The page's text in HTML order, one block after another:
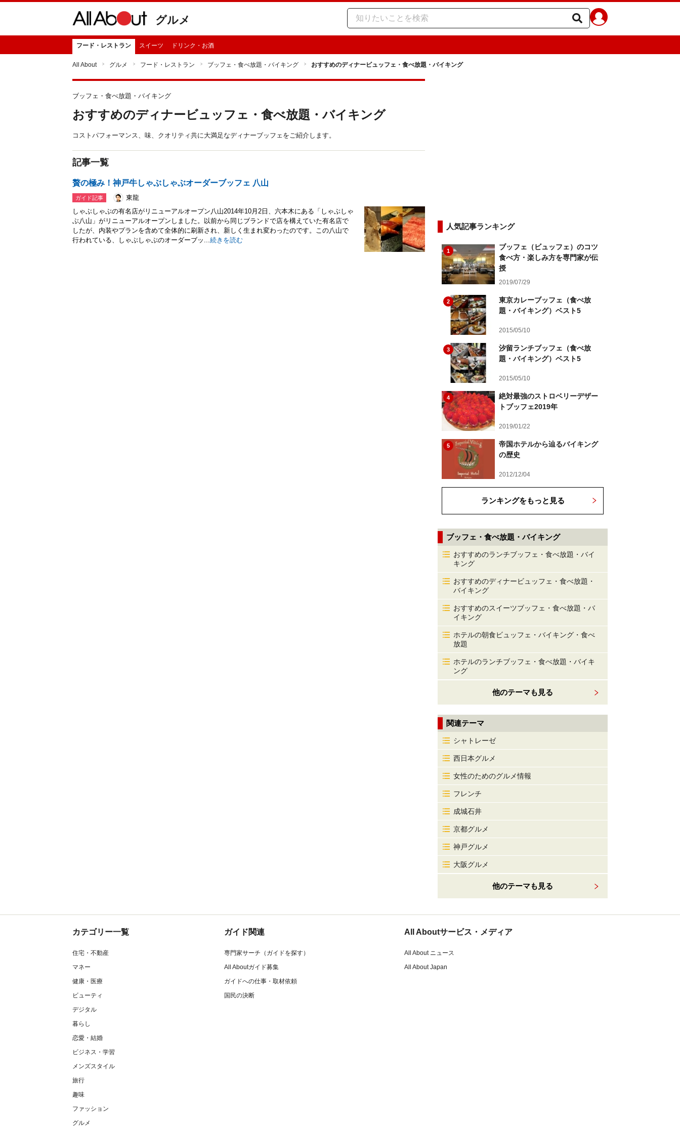
グルメ
フード・レストラン スイーツ ドリンク・お酒
All About グルメ フード・レストラン ブッフェ・食べ放題・バイキング おすすめのディナービュッフェ・食べ放題・バイキング
ブッフェ・食べ放題・バイキング
おすすめのディナービュッフェ・食べ放題・バイキング
コストパフォーマンス、味、クオリティ共に大満足なディナーブッフェをご紹介します。
記事一覧
贅の極み！神戸牛しゃぶしゃぶオーダーブッフェ 八山
ガイド記事
東龍
しゃぶしゃぶの有名店がリニューアルオープン八山2014年10月2日、六本木にある「しゃぶしゃ
ぶ八山」がリニューアルオープンしました。以前から同じブランドで店を構えていた有名店で
したが、内装やプランを含めて全体的に刷新され、新しく生まれ変わったのです。この八山で
行われている、しゃぶしゃぶのオーダーブッ...続きを読む
人気記事ランキング
1
ブッフェ（ビュッフェ）のコツ
食べ方・楽しみ方を専門家が伝
授
2019/07/29
2
東京カレーブッフェ（食べ放
題・バイキング）ベスト5
2015/05/10
3
汐留ランチブッフェ（食べ放
題・バイキング）ベスト5
2015/05/10
4
絶対最強のストロベリーデザー
トブッフェ2019年
2019/01/22
5
帝国ホテルから辿るバイキング
の歴史
2012/12/04
ランキングをもっと見る
ブッフェ・食べ放題・バイキング
おすすめのランチブッフェ・食べ放題・バイ
キング
おすすめのディナービュッフェ・食べ放題・
バイキング
おすすめのスイーツブッフェ・食べ放題・バ
イキング
ホテルの朝食ビュッフェ・バイキング・食べ
放題
ホテルのランチブッフェ・食べ放題・バイキ
ング
他のテーマも見る
関連テーマ
シャトレーゼ
西日本グルメ
女性のためのグルメ情報
フレンチ
成城石井
京都グルメ
神戸グルメ
大阪グルメ
他のテーマも見る
カテゴリー一覧
住宅・不動産
マネー
健康・医療
ビューティ
デジタル
暮らし
恋愛・結婚
ビジネス・学習
メンズスタイル
旅行
趣味
ファッション
グルメ
ガイド関連
専門家サーチ（ガイドを探す）
All Aboutガイド募集
ガイドへの仕事・取材依頼
国民の決断
All Aboutサービス・メディア
All About ニュース
All About Japan